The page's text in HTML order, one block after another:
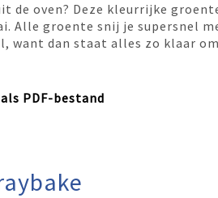
de oven? Deze kleurrijke
Alle groente snij je supersnel
want dan staat alles zo klaar
PDF-bestand